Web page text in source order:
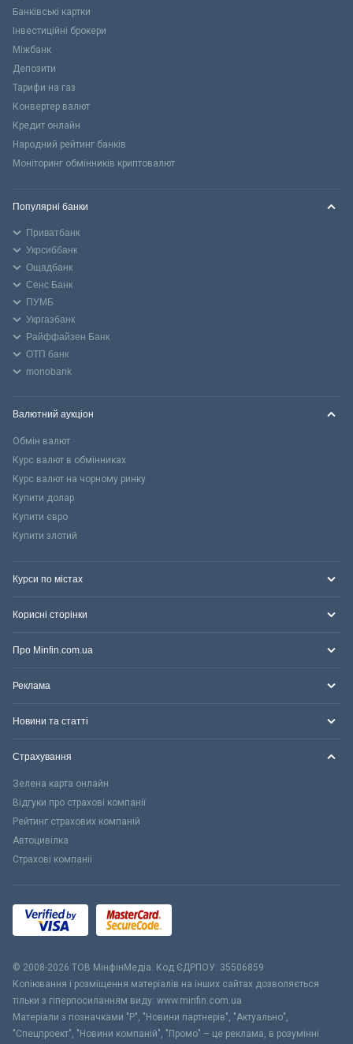
Банківські картки
Інвестиційні брокери
Міжбанк
Депозити
Тарифи на газ
Конвертер валют
Кредит онлайн
Народний рейтинг банків
Моніторинг обмінників криптовалют
Популярні банки
Приватбанк
Укрсиббанк
Ощадбанк
Сенс Банк
ПУМБ
Укргазбанк
Райффайзен Банк
ОТП банк
monobank
Валютний аукціон
Обмін валют
Курс валют в обмінниках
Курс валют на чорному ринку
Купити долар
Купити євро
Купити злотий
Курси по містах
Корисні сторінки
Про Minfin.com.ua
Реклама
Новини та статті
Страхування
Зелена карта онлайн
Відгуки про страхові компанії
Рейтинг страхових компаній
Автоцивілка
Страхові компанії
© 2008-2026 ТОВ МiнфiнМедiа. Код ЄДРПОУ: 35506859
Копіювання і розміщення матеріалів на інших сайтах дозволяється
тільки з гіперпосиланням виду: www.minfin.com.ua
Матеріали з позначками "Р", "Новини партнерів", "Актуально",
"Спецпроект", "Новини компаній", "Промо" – це реклама, в розумінні